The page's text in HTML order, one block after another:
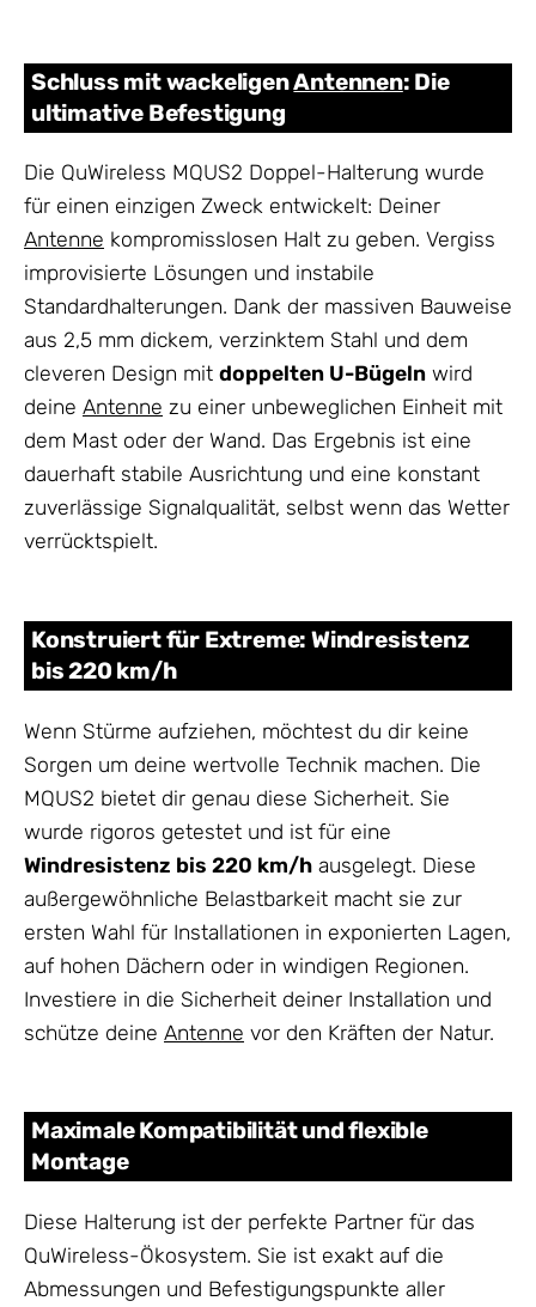
Schluss mit wackeligenAntennen: Die
ultimative Befestigung
Die QuWireless MQUS2 Doppel-Halterung wurde
für einen einzigen Zweck entwickelt: Deiner
Antenne kompromisslosen Halt zu geben. Vergiss
improvisierte Lösungen und instabile
Standardhalterungen. Dank der massiven Bauweise
aus 2,5 mm dickem, verzinktem Stahl und dem
cleveren Design mit doppelten U-Bügeln wird
deine Antenne zu einer unbeweglichen Einheit mit
dem Mast oder der Wand. Das Ergebnis ist eine
dauerhaft stabile Ausrichtung und eine konstant
zuverlässige Signalqualität, selbst wenn das Wetter
verrücktspielt.
Konstruiert für Extreme: Windresistenz
bis 220 km/h
Wenn Stürme aufziehen, möchtest du dir keine
Sorgen um deine wertvolle Technik machen. Die
MQUS2 bietet dir genau diese Sicherheit. Sie
wurde rigoros getestet und ist für eine
Windresistenz bis 220 km/h ausgelegt. Diese
außergewöhnliche Belastbarkeit macht sie zur
ersten Wahl für Installationen in exponierten Lagen,
auf hohen Dächern oder in windigen Regionen.
Investiere in die Sicherheit deiner Installation und
schütze deine Antenne vor den Kräften der Natur.
Maximale Kompatibilität und flexible
Montage
Diese Halterung ist der perfekte Partner für das
QuWireless-Ökosystem. Sie ist exakt auf die
Abmessungen und Befestigungspunkte aller